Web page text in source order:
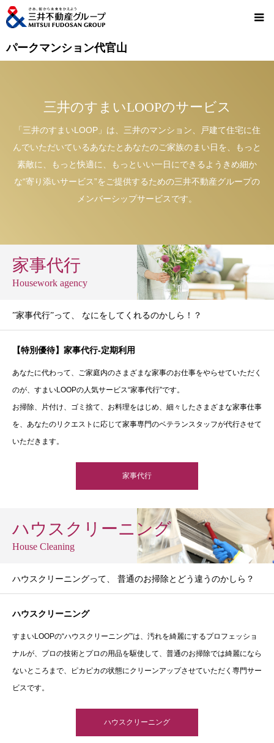
パークマンション代官山
三井のすまいLOOPのサービス
「三井のすまいLOOP」は、三井のマンション、戸建て住宅に住
んでいただいているあなたとあなたのご家族のまい日を、もっと
素敵に、もっと快適に、もっといい一日にできるようきめ細か
な“寄り添いサービス”をご提供するための三井不動産グループの
メンバーシップサービスです。
家事代行
Housework agency
”家事代行”って、 なにをしてくれるのかしら！？
【特別優待】家事代行-定期利用
あなたに代わって、ご家庭内のさまざまな家事のお仕事をやらせていただく
のが、すまいLOOPの人気サービス“家事代行”です。
お掃除、片付け、ゴミ捨て、お料理をはじめ、細々したさまざまな家事仕事
を、あなたのリクエストに応じて家事専門のベテランスタッフが代行させて
いただきます。
家事代行
ハウスクリーニング
House Cleaning
ハウスクリーニングって、 普通のお掃除とどう違うのかしら？
ハウスクリーニング
すまいLOOPの“ハウスクリーニング”は、汚れを綺麗にするプロフェッショ
ナルが、プロの技術とプロの用品を駆使して、普通のお掃除では綺麗になら
ないところまで、ピカピカの状態にクリーンアップさせていただく専門サー
ビスです。
ハウスクリーニング